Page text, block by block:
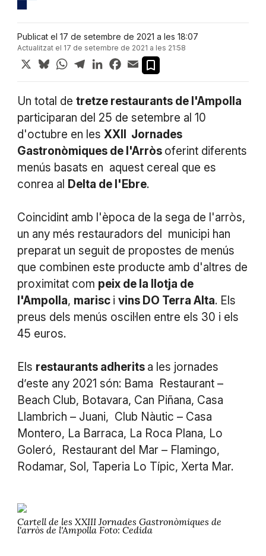
Publicat el 17 de setembre de 2021 a les 18:07
Actualitzat el 17 de setembre de 2021 a les 21:58
X BlueskyWhatsApp
TelegramLinkedInFacebook
Email
Un total de tretze restaurants de l'Ampolla
participaran del 25 de setembre al 10
d'octubre en les XXII Jornades
Gastronòmiques de l'Arròs oferint diferents
menús basats en aquest cereal que es
conrea al Delta de l'Ebre.
Coincidint amb l'època de la sega de l'arròs,
un any més restauradors del municipi han
preparat un seguit de propostes de menús
que combinen este producte amb d'altres de
proximitat com peix de la llotja de
l'Ampolla, marisc i vins DO Terra Alta. Els
preus dels menús oscil·len entre els 30 i els
45 euros.
Els restaurants adherits a les jornades
d’este any 2021 són: Bama Restaurant –
Beach Club, Botavara, Can Piñana, Casa
Llambrich – Juani, Club Nàutic – Casa
Montero, La Barraca, La Roca Plana, Lo
Goleró, Restaurant del Mar – Flamingo,
Rodamar, Sol, Taperia Lo Típic, Xerta Mar.
Cartell de les XXIII Jornades Gastronòmiques de
l'arròs de l'Ampolla Foto: Cedida